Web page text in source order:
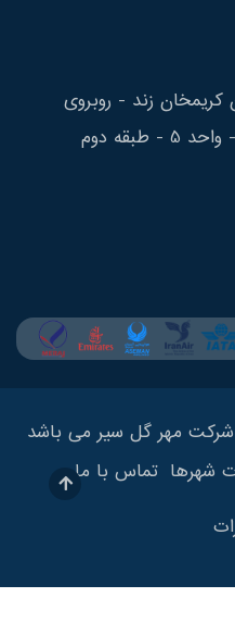
زند - روبروی
مهر گل سیر می باشد
تماس با ما